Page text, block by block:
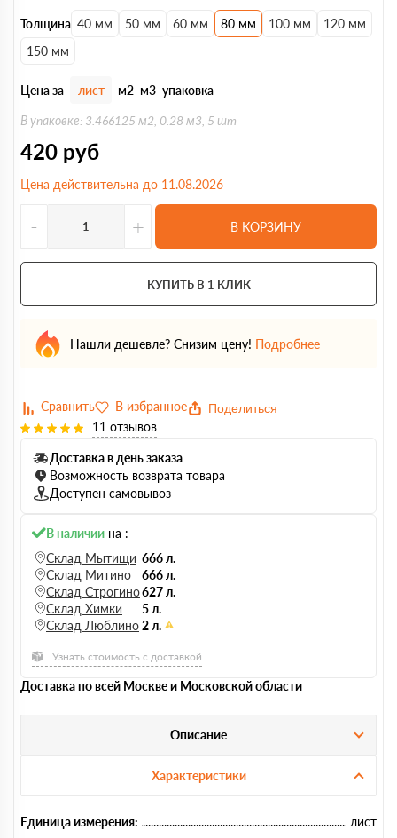
Толщина 40 мм 50 мм 60 мм 80 мм 100 мм
120 мм
150 мм
Цена за лист м2 м3 упаковка
В упаковке: 3.466125 м2, 0.28 м3, 5 шт
420 руб
Цена действительна до 11.08.2026
- + В КОРЗИНУ
КУПИТЬ В 1 КЛИК
Нашли дешевле? Снизим цену! Подробнее
Поделиться
11 отзывов
Доставка в день заказа
Возможность возврата товара
Доступен самовывоз
В наличии на :
Склад Мытищи 666 л.
Склад Митино
666 л.
Склад Строгино627 л.
Склад Химки
5 л.
Склад Люблино2 л.
Узнать стоимость с доставкой
Доставка по всей Москве и Московской области
Описание
Характеристики
Единица измерения:
лист